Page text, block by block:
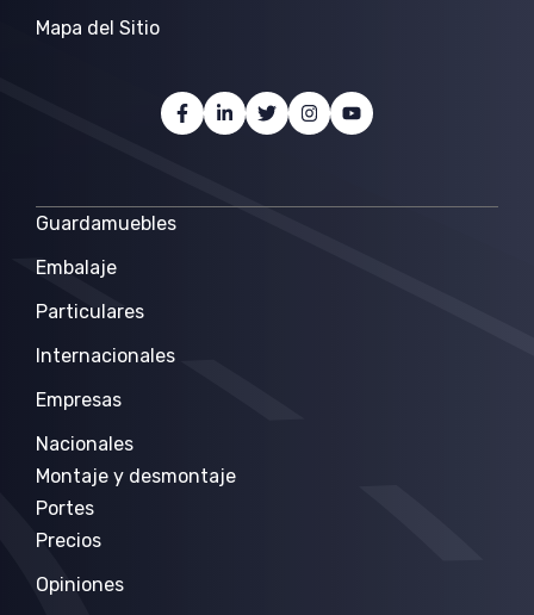
Mapa del Sitio
Guardamuebles
Embalaje
Particulares
Internacionales
Empresas
Nacionales
Montaje y desmontaje
Portes
Precios
Opiniones